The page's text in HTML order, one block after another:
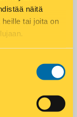
näitä
tai joita on
s
S
e
a
r
c